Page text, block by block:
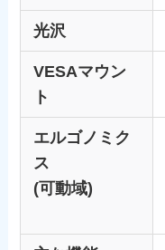
光沢
VESAマウン
ト
エルゴノミク
ス
(可動域)